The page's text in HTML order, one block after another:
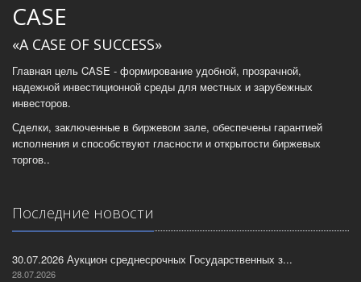
CASE
«A CASE OF SUCCESS»
Главная цель CASE - формирование удобной, прозрачной,
надежной инвестиционной среды для местных и зарубежных
инвесторов.
Сделки, заключенные в биржевом зале, обеспечены гарантией
исполнения и способствуют гласности и открытости биржевых
торгов..
Последние новости
30.07.2026 Аукцион среднесрочных Государственных з...
28.07.2026